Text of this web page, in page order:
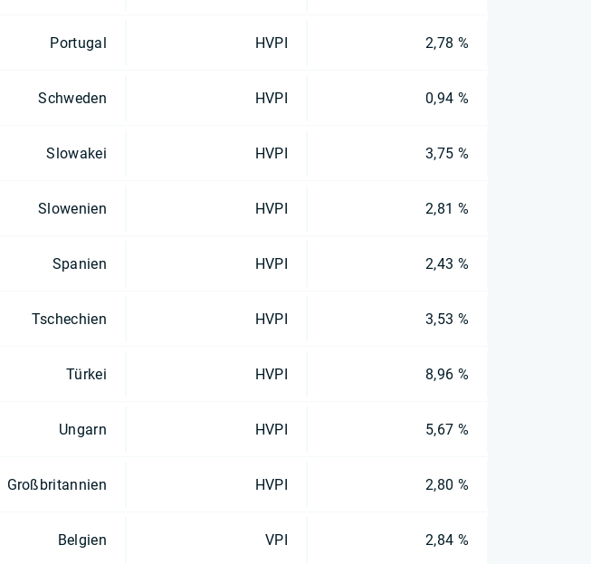
Portugal HVPI 2,78 %
Schweden HVPI 0,94 %
Slowakei HVPI 3,75 %
Slowenien HVPI 2,81 %
Spanien HVPI 2,43 %
Tschechien HVPI 3,53 %
Türkei HVPI 8,96 %
Ungarn HVPI 5,67 %
Großbritannien HVPI 2,80 %
Belgien VPI 2,84 %